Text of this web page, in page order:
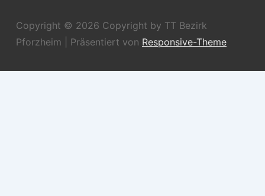
Copyright © 2026 Copyright by TT Bezirk
Pforzheim
| Präsentiert von Responsive-Theme